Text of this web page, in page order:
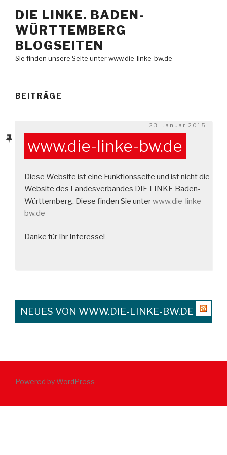
Inhalt
springen
DIE LINKE. BADEN-
WÜRTTEMBERG
BLOGSEITEN
Sie finden unsere Seite unter www.die-linke-bw.de
BEITRÄGE
Veröffentlicht
am
23. Januar 2015
www.die-linke-bw.de
Diese Website ist eine Funktionsseite und ist nicht die
Website des Landesverbandes DIE LINKE Baden-
Württemberg. Diese finden Sie unterwww.die-linke-
bw.de
Danke für Ihr Interesse!
NEUES VON WWW.DIE-LINKE-BW.DE
Powered by WordPress